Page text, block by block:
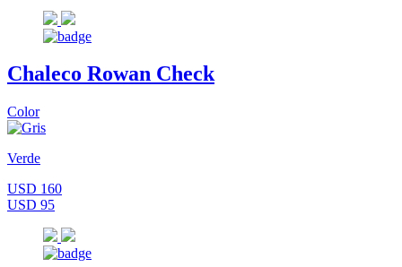
Chaleco Rowan Check
Color
Verde
USD 160
USD 95